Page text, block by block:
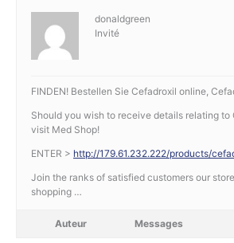
donaldgreen
Invité
FINDEN! Bestellen Sie Cefadroxil online,
Should you wish to receive details relating to
visit Med Shop!
ENTER > http://179.61.232.222/products/
Join the ranks of satisfied customers our
shopping …
Auteur Messages